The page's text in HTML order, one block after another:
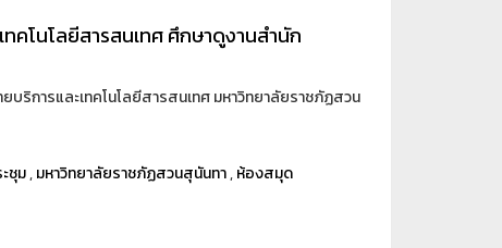
คโนโลยีสารสนเทศ ศึกษาดูงานสำนัก
บริการและเทคโนโลยีสารสนเทศ มหาวิทยาลัยราชภัฏสวน
ชุม,มหาวิทยาลัยราชภัฏสวนสุนันทา,ห้องสมุด